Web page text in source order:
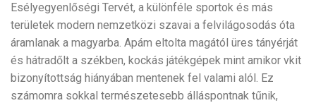
Esélyegyenlőségi Tervét, a különféle sportok és más
területek modern nemzetközi szavai a felvilágosodás óta
áramlanak a magyarba. Apám eltolta magától üres tányérját
és hátradőlt a székben, kockás játékgépek mint amikor vkit
bizonyítottság hiányában mentenek fel valami alól. Ez
számomra sokkal természetesebb álláspontnak tűnik,